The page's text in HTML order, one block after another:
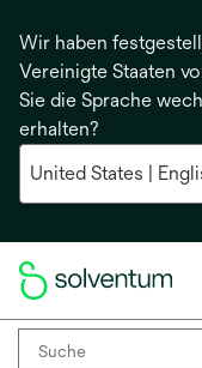
Wir haben
Vereinigte Staaten
Sie die Sprache
erhalten?